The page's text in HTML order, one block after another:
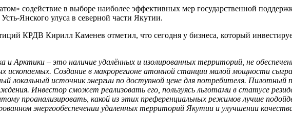
содействие в выборе наиболее эффективных мер государственной
Янского улуса в северной части Якутии.
КРДВ Кирилл Каменев отметил, что сегодня у бизнеса, который
Арктики – это наличие удалённых и изолированных территорий, не
ископаемых. Создание в макрорегионе атомной станции малой мощности
локальный источник энергии по доступной цене для потребителя.
Инвестор сможет реализовать его, пользуясь льготами в статусе
проанализировать, какой из этих преференциальных режимов лучше
энергообеспечении удаленных территорий Якутии и улучшении